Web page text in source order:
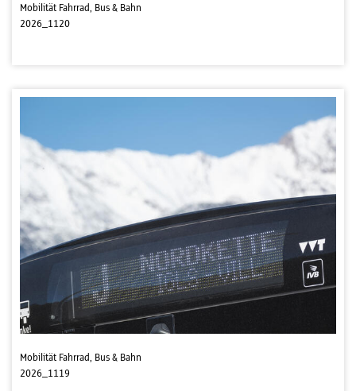
Mobilität Fahrrad, Bus & Bahn
2026_1120
Mobilität Fahrrad, Bus & Bahn
2026_1119